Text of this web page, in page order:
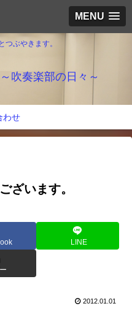
MENU
つぶやきます。
吹奏楽部の日々～
わせ
ざいます。
LINE
2012.01.01